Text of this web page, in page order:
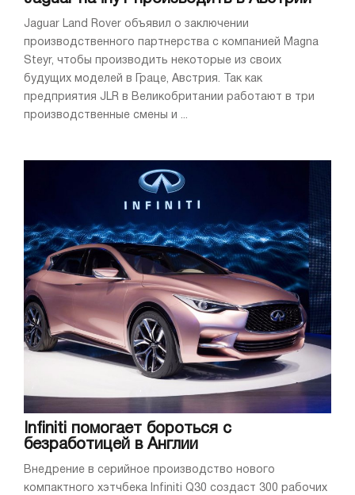
Jaguar Land Rover объявил о заключении
производственного партнерства с компанией Magna
Steyr, чтобы производить некоторые из своих
будущих моделей в Граце, Австрия. Так как
предприятия JLR в Великобритании работают в три
производственные смены и ...
Infiniti помогает бороться с
безработицей в Англии
Внедрение в серийное производство нового
компактного хэтчбека Infiniti Q30 создаст 300 рабочих